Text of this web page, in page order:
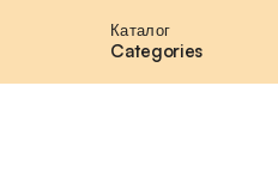
Каталог
Categories